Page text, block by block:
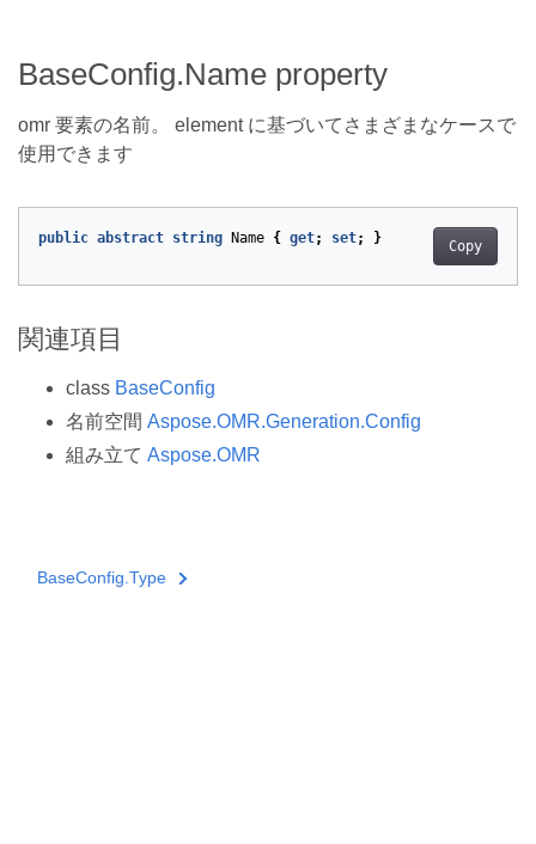
BaseConfig.Name property
omr 要素の名前。 element に基づいてさまざまなケースで
使用できます
Copy
public abstract string Name { get; set; }
関連項目
class BaseConfig
名前空間 Aspose.OMR.Generation.Config
組み立て Aspose.OMR
BaseConfig.Type